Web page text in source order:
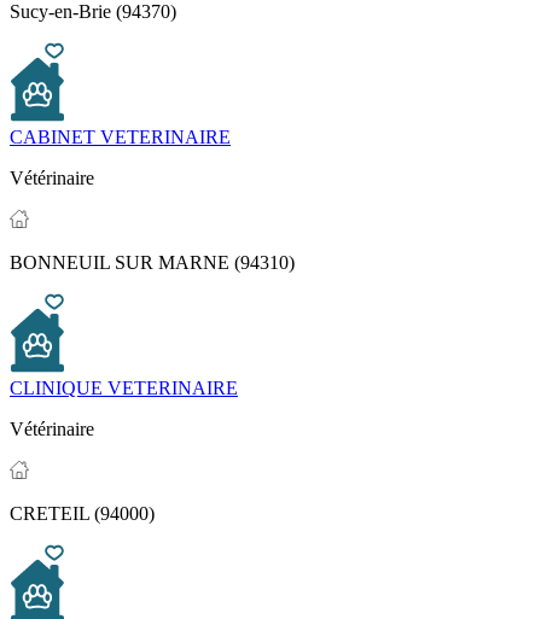
Sucy-en-Brie (94370)
CABINET VETERINAIRE
Vétérinaire
BONNEUIL SUR MARNE (94310)
CLINIQUE VETERINAIRE
Vétérinaire
CRETEIL (94000)